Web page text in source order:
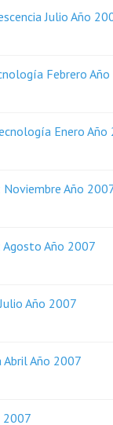
Julio Año
Febrero
Enero Año
Año
Año 2007
Año 2007
Abril Año 2007
2007